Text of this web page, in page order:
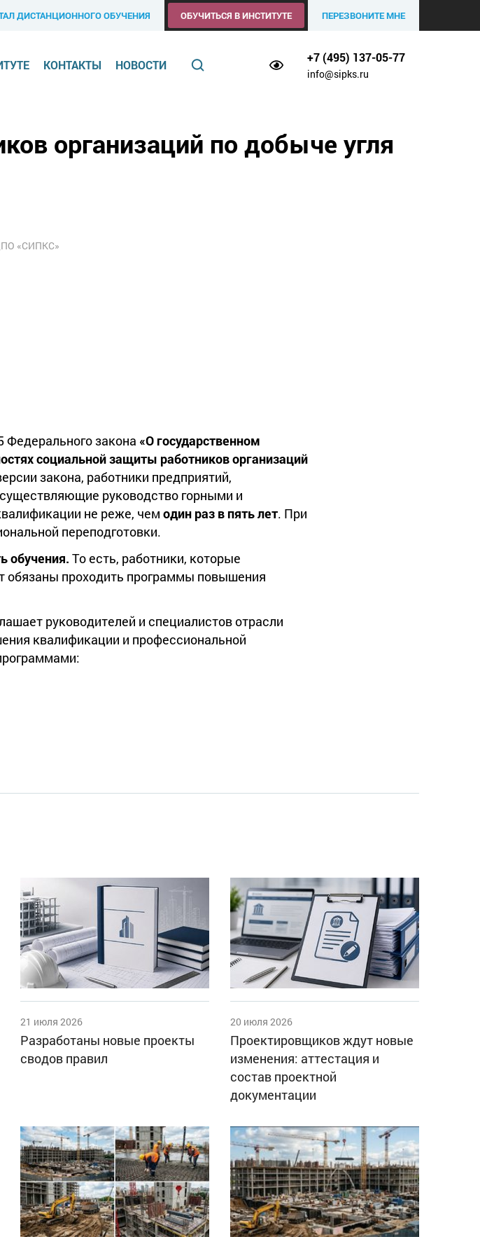
ДИСТАНЦИОННОГО ОБУЧЕНИЯ ОБУЧИТЬСЯ В ИНСТИТУТЕ ПЕРЕЗВОНИТЕ МНЕ
КОНТАКТЫ НОВОСТИ
+7 (495) 137-05-77
info@sipks.ru
организаций по добыче угля
«СИПКС»
Федерального закона «О государственном
социальной защиты работников организаций
закона, работники предприятий,
руководство горными и
не реже, чем один раз в пять лет. При
переподготовки.
обучения. То есть, работники, которые
обязаны проходить программы повышения
руководителей и специалистов отрасли
квалификации и профессиональной
21 июля 2026
Разработаны новые проекты
сводов правил
20 июля 2026
Проектировщиков ждут новые
изменения: аттестация и
состав проектной
документации